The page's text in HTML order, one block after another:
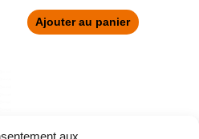
aux
Ajouter au panier